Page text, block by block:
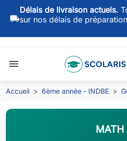
local_shipping
Délais de livraison actuels.
sur nos délais de
menu
Accueil 6ème année - INDBE
MATH